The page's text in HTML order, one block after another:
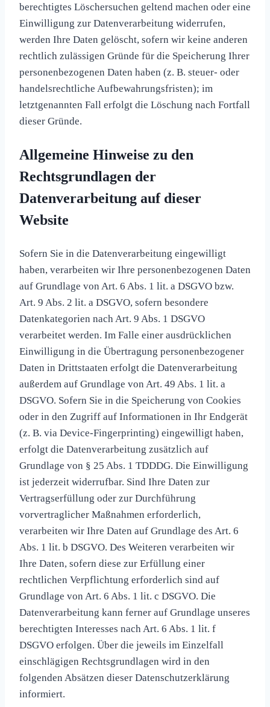
berechtigtes Löschersuchen geltend machen oder eine
Einwilligung zur Datenverarbeitung widerrufen,
werden Ihre Daten gelöscht, sofern wir keine anderen
rechtlich zulässigen Gründe für die Speicherung Ihrer
personenbezogenen Daten haben (z. B. steuer- oder
handelsrechtliche Aufbewahrungsfristen); im
letztgenannten Fall erfolgt die Löschung nach Fortfall
dieser Gründe.
Allgemeine Hinweise zu den
Rechtsgrundlagen der
Datenverarbeitung auf dieser
Website
Sofern Sie in die Datenverarbeitung eingewilligt
haben, verarbeiten wir Ihre personenbezogenen Daten
auf Grundlage von Art. 6 Abs. 1 lit. a DSGVO bzw.
Art. 9 Abs. 2 lit. a DSGVO, sofern besondere
Datenkategorien nach Art. 9 Abs. 1 DSGVO
verarbeitet werden. Im Falle einer ausdrücklichen
Einwilligung in die Übertragung personenbezogener
Daten in Drittstaaten erfolgt die Datenverarbeitung
außerdem auf Grundlage von Art. 49 Abs. 1 lit. a
DSGVO. Sofern Sie in die Speicherung von Cookies
oder in den Zugriff auf Informationen in Ihr Endgerät
(z. B. via Device-Fingerprinting) eingewilligt haben,
erfolgt die Datenverarbeitung zusätzlich auf
Grundlage von § 25 Abs. 1 TDDDG. Die Einwilligung
ist jederzeit widerrufbar. Sind Ihre Daten zur
Vertragserfüllung oder zur Durchführung
vorvertraglicher Maßnahmen erforderlich,
verarbeiten wir Ihre Daten auf Grundlage des Art. 6
Abs. 1 lit. b DSGVO. Des Weiteren verarbeiten wir
Ihre Daten, sofern diese zur Erfüllung einer
rechtlichen Verpflichtung erforderlich sind auf
Grundlage von Art. 6 Abs. 1 lit. c DSGVO. Die
Datenverarbeitung kann ferner auf Grundlage unseres
berechtigten Interesses nach Art. 6 Abs. 1 lit. f
DSGVO erfolgen. Über die jeweils im Einzelfall
einschlägigen Rechtsgrundlagen wird in den
folgenden Absätzen dieser Datenschutzerklärung
informiert.